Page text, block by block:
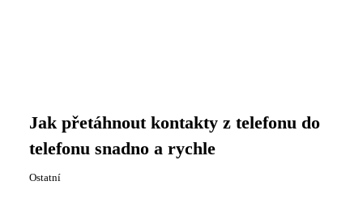
Jak přetáhnout kontakty z telefonu do
telefonu snadno a rychle
Ostatní